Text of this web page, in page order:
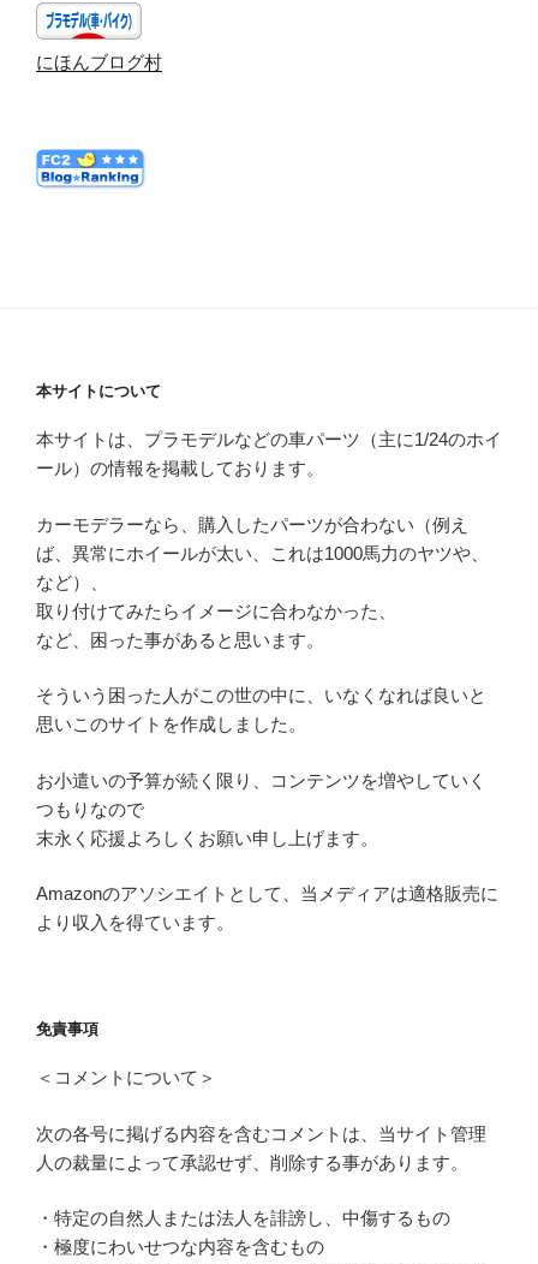
にほんブログ村
本サイトについて
本サイトは、プラモデルなどの車パーツ（主に1/24のホイ
ール）の情報を掲載しております。
カーモデラーなら、購入したパーツが合わない（例え
ば、異常にホイールが太い、これは1000馬力のヤツや、
など）、
取り付けてみたらイメージに合わなかった、
など、困った事があると思います。
そういう困った人がこの世の中に、いなくなれば良いと
思いこのサイトを作成しました。
お小遣いの予算が続く限り、コンテンツを増やしていく
つもりなので
末永く応援よろしくお願い申し上げます。
Amazonのアソシエイトとして、当メディアは適格販売に
より収入を得ています。
免責事項
＜コメントについて＞
次の各号に掲げる内容を含むコメントは、当サイト管理
人の裁量によって承認せず、削除する事があります。
・特定の自然人または法人を誹謗し、中傷するもの
・極度にわいせつな内容を含むもの